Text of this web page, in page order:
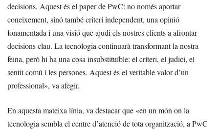
decisions. Aquest és el paper de PwC: no només aportar
coneixement, sinó també criteri independent, una opinió
fonamentada i una visió que ajudi els nostres clients a afrontar
decisions clau. La tecnologia continuarà transformant la nostra
feina, però hi ha una cosa insubstituïble: el criteri, el judici, el
sentit comú i les persones. Aquest és el veritable valor d’un
professional», va afegir.
En aquesta mateixa línia, va destacar que «en un món on la
tecnologia sembla el centre d’atenció de tota organització, a PwC